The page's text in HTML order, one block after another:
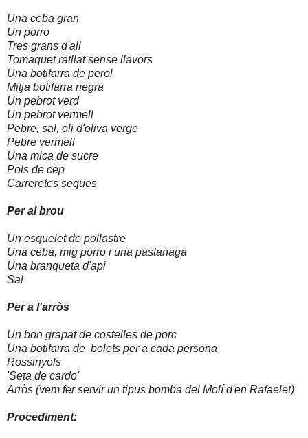
Una ceba gran
Un porro
Tres grans d'all
Tomaquet ratllat sense llavors
Una botifarra de perol
Mitja botifarra negra
Un pebrot verd
Un pebrot vermell
Pebre, sal, oli d'oliva verge
Pebre vermell
Una mica de sucre
Pols de cep
Carreretes seques
Per al brou
Un esquelet de pollastre
Una ceba, mig porro i una pastanaga
Una branqueta d'api
Sal
Per a l'arròs
Un bon grapat de costelles de porc
Una botifarra de bolets per a cada persona
Rossinyols
'Seta de cardo'
Arròs (vem fer servir un tipus bomba del Molí d'en Rafaelet)
Procediment: